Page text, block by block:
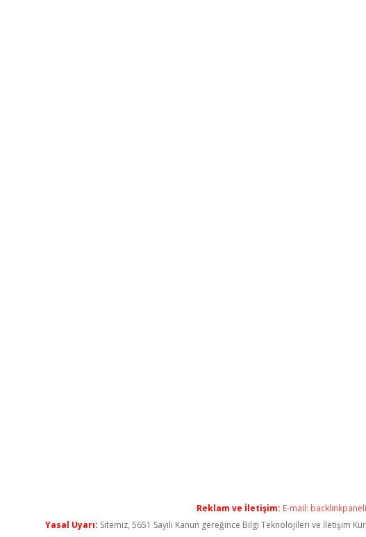
Reklam ve İletişim: E-mail:
Yasal Uyarı: Sitemiz, 5651 Sayılı Kanun gereğince Bilgi Teknolojileri ve İletişim